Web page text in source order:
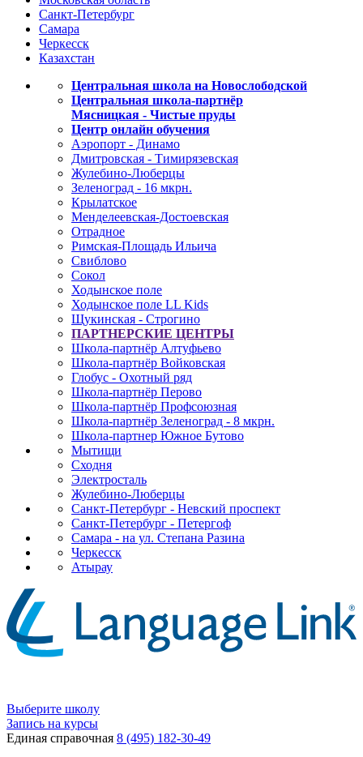
Санкт-Петербург
Самара
Черкесск
Казахстан
Центральная школа на Новослободской
Центральная школа-партнёр
Мясницкая - Чистые пруды
Центр онлайн обучения
Аэропорт - Динамо
Дмитровская - Тимирязевская
Жулебино-Люберцы
Зеленоград - 16 мкрн.
Крылатское
Менделеевская-Достоевская
Отрадное
Римская-Площадь Ильича
Свиблово
Сокол
Ходынское поле
Ходынское поле LL Kids
Щукинская - Строгино
ПАРТНЕРСКИЕ ЦЕНТРЫ
Школа-партнёр Алтуфьево
Школа-партнёр Войковская
Глобус - Охотный ряд
Школа-партнёр Перово
Школа-партнёр Профсоюзная
Школа-партнёр Зеленоград - 8 мкрн.
Школа-партнер Южное Бутово
Мытищи
Сходня
Электросталь
Жулебино-Люберцы
Санкт-Петербург - Невский проспект
Санкт-Петербург - Петергоф
Самара - на ул. Степана Разина
Черкесск
Атырау
Выберите школу
Запись на курсы
Единая справочная 8 (495) 182-30-49